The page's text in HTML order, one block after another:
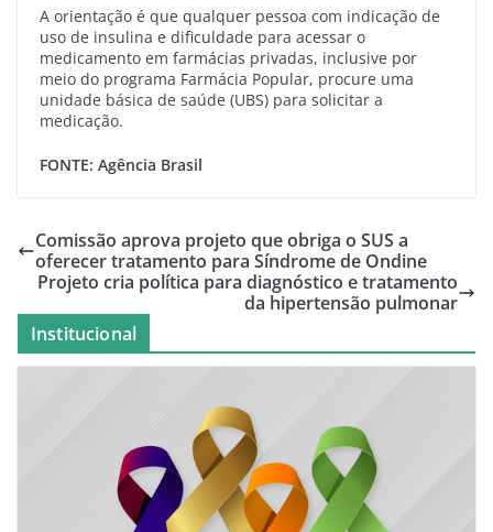
A orientação é que qualquer pessoa com indicação de
uso de insulina e dificuldade para acessar o
medicamento em farmácias privadas, inclusive por
meio do programa Farmácia Popular, procure uma
unidade básica de saúde (UBS) para solicitar a
medicação.
FONTE: Agência Brasil
Comissão aprova projeto que obriga o SUS a
oferecer tratamento para Síndrome de Ondine
Projeto cria política para diagnóstico e tratamento
da hipertensão pulmonar
Institucional